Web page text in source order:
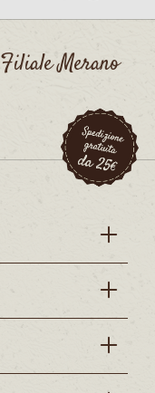
Filiale Merano